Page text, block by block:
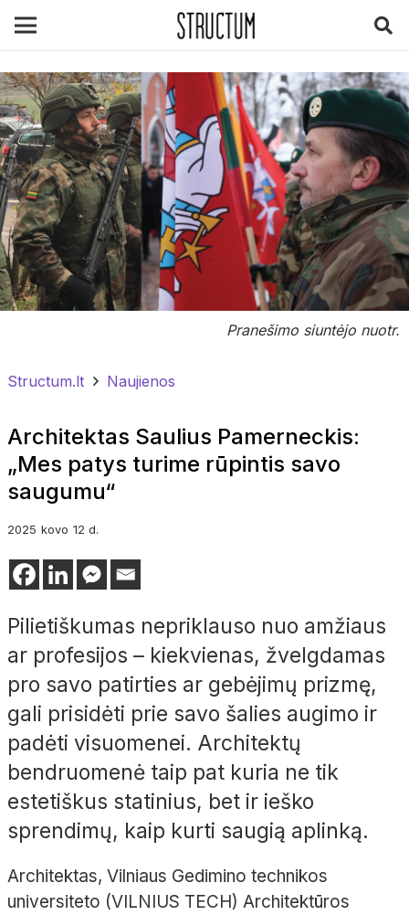
Pranešimo siuntėjo nuotr.
Structum.lt Naujienos
Architektas Saulius Pamerneckis:
„Mes patys turime rūpintis savo
saugumu“
2025 kovo 12 d.
Pilietiškumas nepriklauso nuo amžiaus
ar profesijos – kiekvienas, žvelgdamas
pro savo patirties ar gebėjimų prizmę,
gali prisidėti prie savo šalies augimo ir
padėti visuomenei. Architektų
bendruomenė taip pat kuria ne tik
estetiškus statinius, bet ir ieško
sprendimų, kaip kurti saugią aplinką.
Architektas, Vilniaus Gedimino technikos
universiteto (VILNIUS TECH) Architektūros